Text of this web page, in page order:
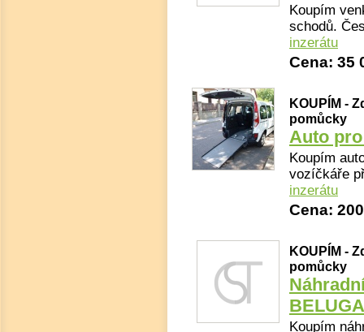
Koupím
schodů.
inzerátu
Cena: 35
KOUPÍM -
pomůcky
Auto
Koupím
vozíčkáře
inzerátu
Cena:
KOUPÍM -
pomůcky
BELUGA
Koupím